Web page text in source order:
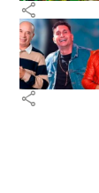
share
share